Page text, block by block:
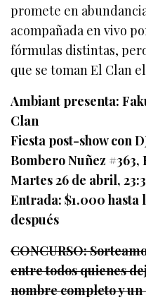
promete en
acompañada en vivo
fórmulas distintas,
que se toman El Clan
Ambiant presenta:
Clan
Fiesta post-show con
Bombero Nuñez
Martes 26 de abril,
Entrada: $1.000 hasta
después
CONCURSO:
entre todos quienes
nombre completo y